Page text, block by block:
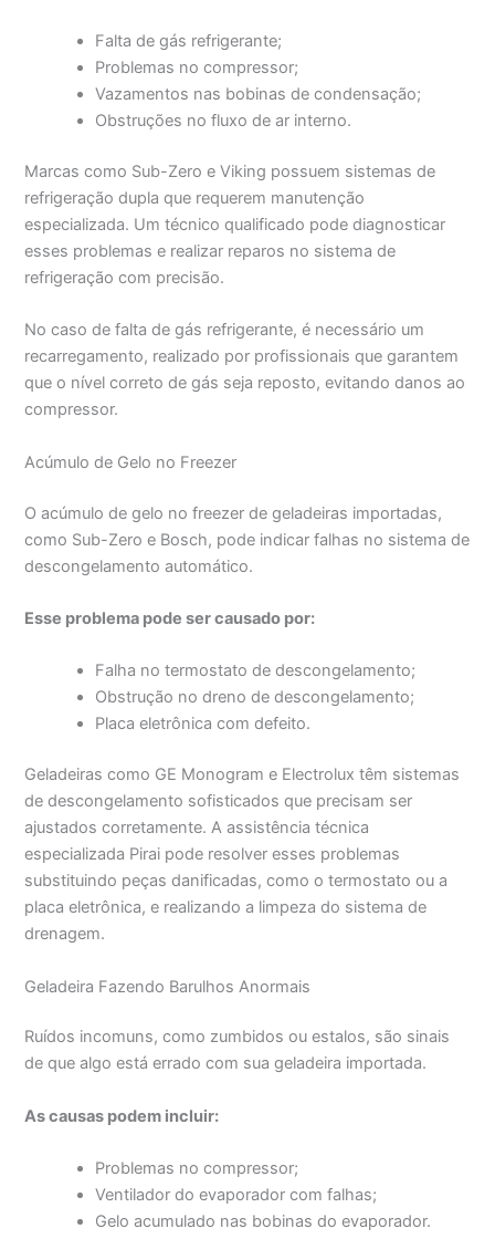
Falta de gás refrigerante;
Problemas no compressor;
Vazamentos nas bobinas de condensação;
Obstruções no fluxo de ar interno.
Marcas como Sub-Zero e Viking possuem sistemas de
refrigeração dupla que requerem manutenção
especializada. Um técnico qualificado pode diagnosticar
esses problemas e realizar reparos no sistema de
refrigeração com precisão.
No caso de falta de gás refrigerante, é necessário um
recarregamento, realizado por profissionais que garantem
que o nível correto de gás seja reposto, evitando danos ao
compressor.
Acúmulo de Gelo no Freezer
O acúmulo de gelo no freezer de geladeiras importadas,
como Sub-Zero e Bosch, pode indicar falhas no sistema de
descongelamento automático.
Esse problema pode ser causado por:
Falha no termostato de descongelamento;
Obstrução no dreno de descongelamento;
Placa eletrônica com defeito.
Geladeiras como GE Monogram e Electrolux têm sistemas
de descongelamento sofisticados que precisam ser
ajustados corretamente. A assistência técnica
especializada Pirai pode resolver esses problemas
substituindo peças danificadas, como o termostato ou a
placa eletrônica, e realizando a limpeza do sistema de
drenagem.
Geladeira Fazendo Barulhos Anormais
Ruídos incomuns, como zumbidos ou estalos, são sinais
de que algo está errado com sua geladeira importada.
As causas podem incluir:
Problemas no compressor;
Ventilador do evaporador com falhas;
Gelo acumulado nas bobinas do evaporador.